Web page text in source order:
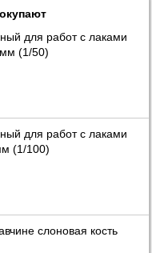
для работ с лаками
(1/50)
для работ с лаками
(1/100)
слоновая кость